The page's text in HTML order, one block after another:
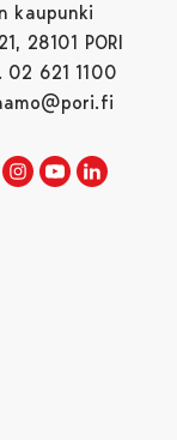
kaupunki
28101 PORI
02 621 1100
Porin kaupunki
Avautuu uudessa
Porin kaupunki
Avautuu
Porin
Avautuu